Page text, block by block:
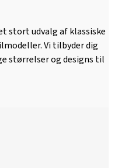
stort udvalg af klassiske
Vi tilbyder dig
størrelser og designs til